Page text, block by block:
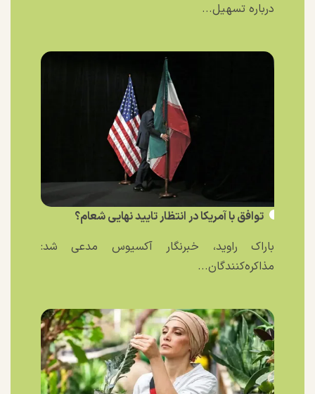
درباره تسهیل...
توافق با آمریکا در انتظار تایید نهایی شعام؟
باراک راوید، خبرنگار آکسیوس مدعی شد:
مذاکره‌کنندگان...